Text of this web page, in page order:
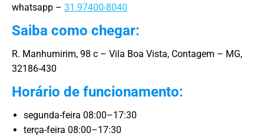
whatsapp – 31.97400-8040
Saiba como chegar:
R. Manhumirim, 98 c – Vila Boa Vista, Contagem – MG,
32186-430
Horário de funcionamento:
segunda-feira 08:00–17:30
terça-feira 08:00–17:30